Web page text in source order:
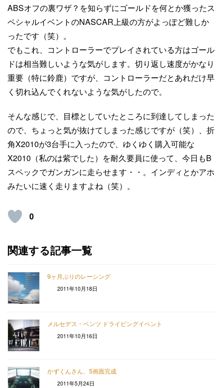
ABSオフの裏ワザ？を知らずにゴールドを何とか獲ったス
ペシャルイベントのNASCAR上級の方がよっぽど難しか
ったです（笑）。
でもこれ、コントローラーでプレイされている方はゴール
ドは相当難しいような気がします。切り返し速度がかなり
重要（特に鈴鹿）ですが、コントローラーだとあれだけ早
く切れ込んでくれないような気がしたので。
そんな感じで、目標としていたところに到達してしまった
ので、ちょっと気が抜けてしまった感じですが（笑）、折
角X2010が3台手に入ったので、ゆくゆく購入可能な
X2010（私のは紫でした）を耐久要員に使って、今日もB
スペックでガンガンに走らせます・・。インディとかアホ
みたいに速く走りますよね（笑）。
0
関連する記事一覧
9ヶ月ぶりのレーシング
2011年10月18日
メルセデス・ベンツ ドライビングイベント
2011年10月16日
かずくんさん、5画面完成
2011年5月24日